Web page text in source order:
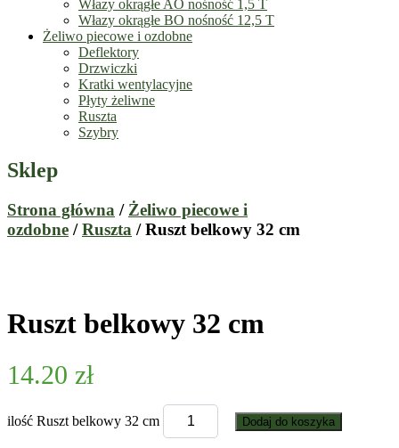
Włazy okrągłe AO nośność 1,5 T
Włazy okrągłe BO nośność 12,5 T
Żeliwo piecowe i ozdobne
Deflektory
Drzwiczki
Kratki wentylacyjne
Płyty żeliwne
Ruszta
Szybry
Sklep
Strona główna / Żeliwo piecowe i
ozdobne /Ruszta / Ruszt belkowy 32 cm
Ruszt belkowy 32 cm
14.20 zł
ilość Ruszt belkowy 32 cm Dodaj do koszyka